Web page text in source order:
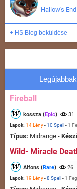
Hallow's
+ HS Blog beküldése
Legújabbak
Fireball
kossza (Epic) 31
Lapok: 14 Lény-10 Spell - 1
Típus: Midrange -
Wild- Miracle
Alfons (Rare) 26
Lapok: 19 Lény-8 Spell - 1